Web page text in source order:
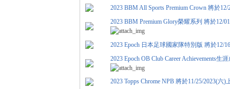
2023 BBM All Sports Premium Crown 將於
2023 BBM Premium Glory榮耀系列 將於12/
2023 Epoch 日本足球國家隊特別版 將於12/
2023 Epoch OB Club Career Achievements生
2023 Topps Chrome NPB 將於11/25/2023(六